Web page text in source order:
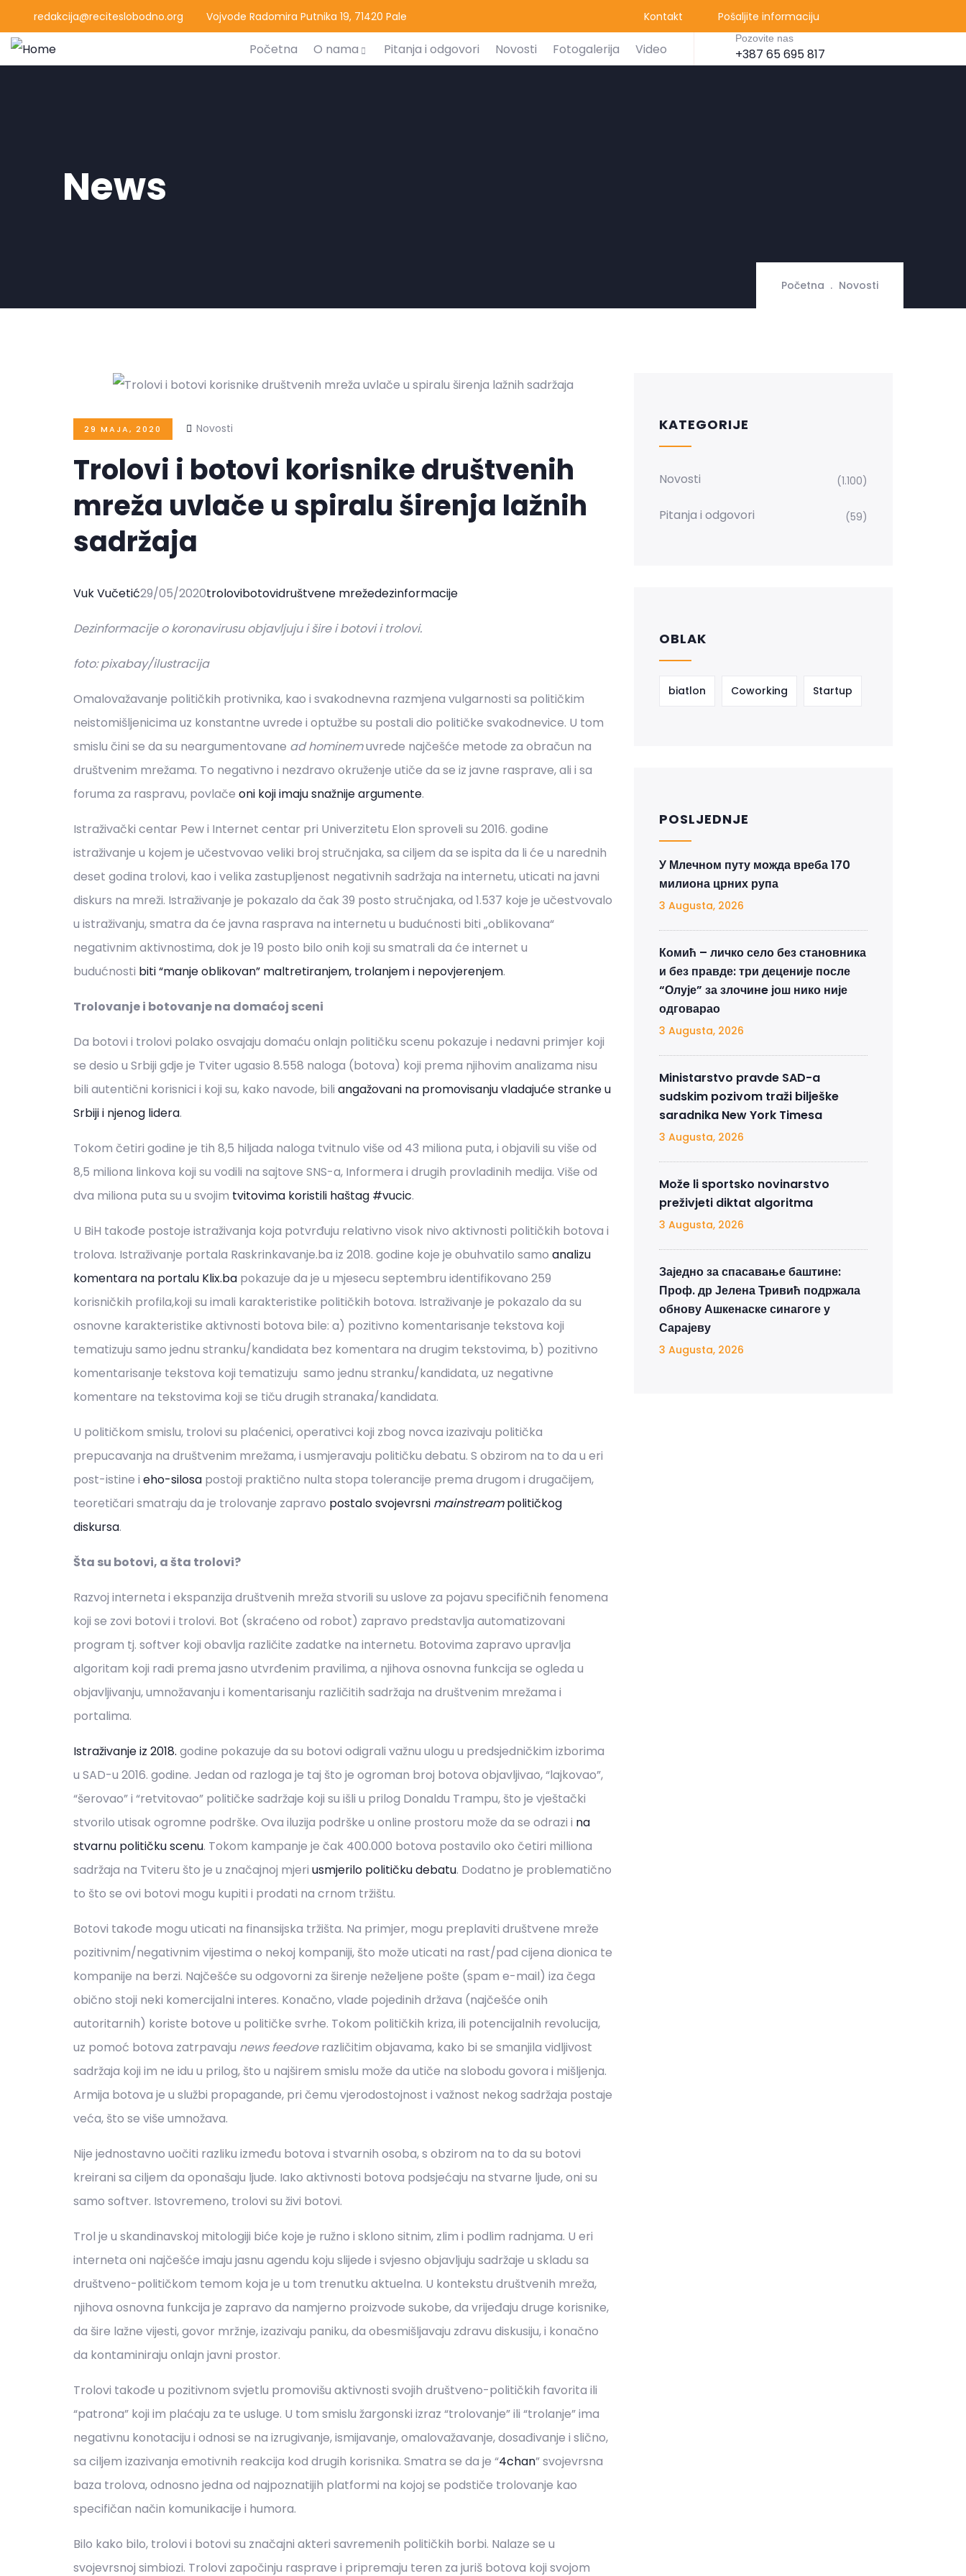
redakcija@reciteslobodno.org Vojvode Radomira Putnika 19, 71420 Pale Pošaljite informaciju
Kontakt
Početna O nama Pitanja i odgovori Novosti Fotogalerija Video
Pozovite nas
+387 65 695 817
News
Početna Novosti
29 MAJA, 2020 Novosti
Trolovi i botovi korisnike društvenih
mreža uvlače u spiralu širenja lažnih
sadržaja
Vuk Vučetić29/05/2020trolovibotovidruštvene mrežedezinformacije
Dezinformacije o koronavirusu objavljuju i šire i botovi i trolovi.
foto: pixabay/ilustracija
Omalovažavanje političkih protivnika, kao i svakodnevna razmjena vulgarnosti sa političkim
neistomišljenicima uz konstantne uvrede i optužbe su postali dio političke svakodnevice. U tom
smislu čini se da su neargumentovane ad hominemuvrede najčešće metode za obračun na
društvenim mrežama. To negativno i nezdravo okruženje utiče da se iz javne rasprave, ali i sa
foruma za raspravu, povlače oni koji imaju snažnije argumente.
Istraživački centar Pew i Internet centar pri Univerzitetu Elon sproveli su 2016. godine
istraživanje u kojem je učestvovao veliki broj stručnjaka, sa ciljem da se ispita da li će u narednih
deset godina trolovi, kao i velika zastupljenost negativnih sadržaja na internetu, uticati na javni
diskurs na mreži. Istraživanje je pokazalo da čak 39 posto stručnjaka, od 1.537 koje je učestvovalo
u istraživanju, smatra da će javna rasprava na internetu u budućnosti biti „oblikovana“
negativnim aktivnostima, dok je 19 posto bilo onih koji su smatrali da će internet u
budućnosti biti “manje oblikovan” maltretiranjem, trolanjem i nepovjerenjem.
Trolovanje i botovanje na domaćoj sceni
Da botovi i trolovi polako osvajaju domaću onlajn političku scenu pokazuje i nedavni primjer koji
se desio u Srbiji gdje je Tviter ugasio 8.558 naloga (botova) koji prema njihovim analizama nisu
bili autentični korisnici i koji su, kako navode, bili angažovani na promovisanju vladajuće stranke u
Srbiji i njenog lidera.
Tokom četiri godine je tih 8,5 hiljada naloga tvitnulo više od 43 miliona puta, i objavili su više od
8,5 miliona linkova koji su vodili na sajtove SNS-a, Informera i drugih provladinih medija. Više od
dva miliona puta su u svojim tvitovima koristili haštag #vucic.
U BiH takođe postoje istraživanja koja potvrđuju relativno visok nivo aktivnosti političkih botova i
trolova. Istraživanje portala Raskrinkavanje.ba iz 2018. godine koje je obuhvatilo samo analizu
komentara na portalu Klix.ba pokazuje da je u mjesecu septembru identifikovano 259
korisničkih profila,koji su imali karakteristike političkih botova. Istraživanje je pokazalo da su
osnovne karakteristike aktivnosti botova bile: a) pozitivno komentarisanje tekstova koji
tematizuju samo jednu stranku/kandidata bez komentara na drugim tekstovima, b) pozitivno
komentarisanje tekstova koji tematizuju samo jednu stranku/kandidata, uz negativne
komentare na tekstovima koji se tiču drugih stranaka/kandidata.
U političkom smislu, trolovi su plaćenici, operativci koji zbog novca izazivaju politička
prepucavanja na društvenim mrežama, i usmjeravaju političku debatu. S obzirom na to da u eri
post-istine i eho-silosa postoji praktično nulta stopa tolerancije prema drugom i drugačijem,
teoretičari smatraju da je trolovanje zapravo postalo svojevrsni mainstreampolitičkog
diskursa.
Šta su botovi, a šta trolovi?
Razvoj interneta i ekspanzija društvenih mreža stvorili su uslove za pojavu specifičnih fenomena
koji se zovi botovi i trolovi. Bot (skraćeno od robot) zapravo predstavlja automatizovani
program tj. softver koji obavlja različite zadatke na internetu. Botovima zapravo upravlja
algoritam koji radi prema jasno utvrđenim pravilima, a njihova osnovna funkcija se ogleda u
objavljivanju, umnožavanju i komentarisanju različitih sadržaja na društvenim mrežama i
portalima.
Istraživanje iz 2018. godine pokazuje da su botovi odigrali važnu ulogu u predsjedničkim izborima
u SAD-u 2016. godine. Jedan od razloga je taj što je ogroman broj botova objavljivao, “lajkovao”,
“šerovao” i “retvitovao” političke sadržaje koji su išli u prilog Donaldu Trampu, što je vještački
stvorilo utisak ogromne podrške. Ova iluzija podrške u online prostoru može da se odrazi i na
stvarnu političku scenu. Tokom kampanje je čak 400.000 botova postavilo oko četiri milliona
sadržaja na Tviteru što je u značajnoj mjeri usmjerilo političku debatu. Dodatno je problematično
to što se ovi botovi mogu kupiti i prodati na crnom tržištu.
Botovi takođe mogu uticati na finansijska tržišta. Na primjer, mogu preplaviti društvene mreže
pozitivnim/negativnim vijestima o nekoj kompaniji, što može uticati na rast/pad cijena dionica te
kompanije na berzi. Najčešće su odgovorni za širenje neželjene pošte (spam e-mail) iza čega
obično stoji neki komercijalni interes. Konačno, vlade pojedinih država (najčešće onih
autoritarnih) koriste botove u političke svrhe. Tokom političkih kriza, ili potencijalnih revolucija,
uz pomoć botova zatrpavaju news feedoverazličitim objavama, kako bi se smanjila vidljivost
sadržaja koji im ne idu u prilog, što u najširem smislu može da utiče na slobodu govora i mišljenja.
Armija botova je u službi propagande, pri čemu vjerodostojnost i važnost nekog sadržaja postaje
veća, što se više umnožava.
Nije jednostavno uočiti razliku između botova i stvarnih osoba, s obzirom na to da su botovi
kreirani sa ciljem da oponašaju ljude. Iako aktivnosti botova podsjećaju na stvarne ljude, oni su
samo softver. Istovremeno, trolovi su živi botovi.
Trol je u skandinavskoj mitologiji biće koje je ružno i sklono sitnim, zlim i podlim radnjama. U eri
interneta oni najčešće imaju jasnu agendu koju slijede i svjesno objavljuju sadržaje u skladu sa
društveno-političkom temom koja je u tom trenutku aktuelna. U kontekstu društvenih mreža,
njihova osnovna funkcija je zapravo da namjerno proizvode sukobe, da vrijeđaju druge korisnike,
da šire lažne vijesti, govor mržnje, izazivaju paniku, da obesmišljavaju zdravu diskusiju, i konačno
da kontaminiraju onlajn javni prostor.
Trolovi takođe u pozitivnom svjetlu promovišu aktivnosti svojih društveno-političkih favorita ili
“patrona” koji im plaćaju za te usluge. U tom smislu žargonski izraz “trolovanje” ili “trolanje” ima
negativnu konotaciju i odnosi se na izrugivanje, ismijavanje, omalovažavanje, dosađivanje i slično,
sa ciljem izazivanja emotivnih reakcija kod drugih korisnika. Smatra se da je “4chan” svojevrsna
baza trolova, odnosno jedna od najpoznatijih platformi na kojoj se podstiče trolovanje kao
specifičan način komunikacije i humora.
Bilo kako bilo, trolovi i botovi su značajni akteri savremenih političkih borbi. Nalaze se u
svojevrsnoj simbiozi. Trolovi započinju rasprave i pripremaju teren za juriš botova koji svojom
KATEGORIJE
Novosti (1.100)
Pitanja i odgovori (59)
OBLAK
biatlon Coworking Startup
POSLJEDNJE
У Млечном путу можда вреба 170
милиона црних рупа
3 Augusta, 2026
Комић – личко село без становника
и без правде: три деценије после
“Олује” за злочинe још нико није
одговарао
3 Augusta, 2026
Ministarstvo pravde SAD-a
sudskim pozivom traži bilješke
saradnika New York Timesa
3 Augusta, 2026
Može li sportsko novinarstvo
preživjeti diktat algoritma
3 Augusta, 2026
Заједно за спасавање баштине:
Проф. др Јелена Тривић подржала
обнову Ашкенаске синагоге у
Сарајеву
3 Augusta, 2026